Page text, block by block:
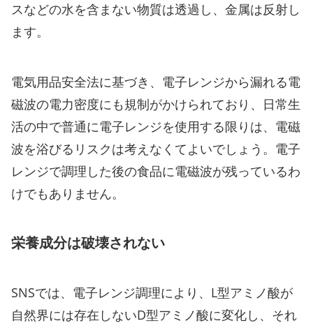
スなどの水を含まない物質は透過し、金属は反射し
ます。
電気用品安全法に基づき、電子レンジから漏れる電
磁波の電力密度にも規制がかけられており、日常生
活の中で普通に電子レンジを使用する限りは、電磁
波を浴びるリスクは考えなくてよいでしょう。電子
レンジで調理した後の食品に電磁波が残っているわ
けでもありません。
栄養成分は破壊されない
SNSでは、電子レンジ調理により、L型アミノ酸が
自然界には存在しないD型アミノ酸に変化し、それ